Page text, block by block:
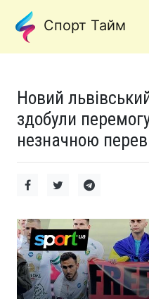
Спорт Тайм
Новий
здобули
незначною